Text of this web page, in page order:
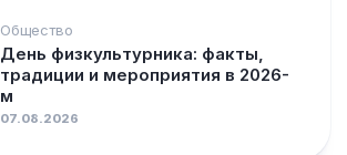
Общество
День физкультурника: факты,
традиции и мероприятия в 2026-
м
07.08.2026